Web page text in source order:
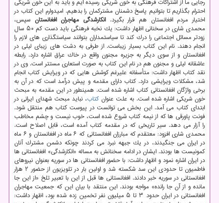
رجایی ما از اشتراكات فرهنگی به خون شریكی رسیده ایم و باید به این خون شریكی
احترام بگذاریم تا بتوانیم پاسخ دشمنان مشتركمان را بدهیم. امیدوارم این كتاب در
اختیار مردم افغانستان هم قرار بگیرد.انكارشدگی مهاجران افغانستان سپس،
محمدی شاری در سخنانی اظهار داشت: یك نخبه فرهنگی باید دست كم ۵۰ سال
زودتر مسائل اجتماعی را درك كند تا سیاستمداران بتوانند سیاستگذاری های لازم را
انجام دهند. نام این كتاب بسیار زیباست. از طرفی به دشت های زیبای لیلی در
افغانستان و از سوی دیگر به جزیره مجنون واقع در خاك عراق اشاره دارد. رابطه
عاشقانه لیلی و مجنون هم در نام این كتاب به صورت استعاری مستتر است. وی در
نقد كتاب اظهار داشت: متأسفانه علیرغم كوشش هایی كه در ویرایش كتاب انجام
شد، مشكلات ویرایشی دارد. كتاب دارای مقدمه و پیش درآمد است كه در آن به
برخی واژگان افغانستانی كتاب اشاره شده است. همینطور در این مقدمه به مبحث
خون شریكی اشاره شده است. به علت عنوان كتاب، نباید مبحث شهدای ایرانی در
ابتدای كتاب می آمد. این بخش می توانست در پیوست كتاب هم منتقل شود.
فونت پاورقی ها كه از نیمه كتاب شروع شده است، خوب نیست و چشم مخاطب
را آزار می دهد. سیر تاریخی كه در مقدمه كتاب آمده است، قابل اصلاح است.
محمدی شاری افزود: معتقدم كه مبارزان افغانستانی كه ۶ ماه در افغانستان و ۶ ماه
در ایران می جنگیدند، در یك جبهه نبرد می كردند چونكه دشمن مشترك آنان
كمونیست ها بودند. ایشان در ادامه سخنانش به مساله «انكارشدگی» افغانستانی ها
در ایران اشاره نمود و اظهار داشت: با حضور افغانستانی ها در سوریه بعنوان نیروهای
فاطمیون تا حدودی این سد شكسته شد و اولین بار در تلویزیون از حضور ۲ هزار
افغانستانی در سوریه خبر دادند. افغانستانی ها قبل از این با تعبیر تلخ «از این جا
مانده و از آن جا رانده» مواجه بودند. این منتقد با بیان این كه جمعیت مهاجران
افغانستانی در ایران حدود ۳ تا ۵ میلیون نفر تخمین زده شده بود، اظهار داشت: